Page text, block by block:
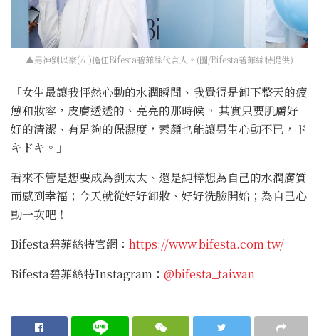
▲男神劉以豪(左)擔任Bifesta碧菲絲代言人。(圖/Bifesta碧菲絲特提供)
「女生最讓我怦然心動的水潤瞬間、我覺得是卸下整天的疲
憊和妝容，皮膚透透的、亮亮的那時候。 其實只要肌膚好
好的清潔、有足夠的保濕度，素顏也能讓男生心動不已，ド
キドキ。」
看來不管是想要成為劉太太、還是純粹想為自己的水潤膚質
而感到幸福；今天就從好好卸妝、好好洗臉開始；為自己心
動一次吧！
Bifesta碧菲絲特官網： https://www.bifesta.com.tw/
Bifesta碧菲絲特Instagram： @bifesta_taiwan